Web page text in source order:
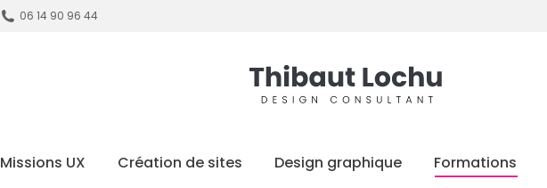
06 14 90 96 44
Missions UX Création de sites Design graphique Formations